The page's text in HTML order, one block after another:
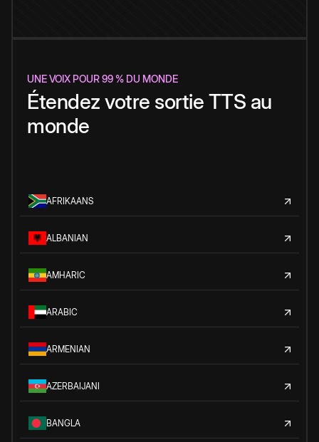
UNE VOIX POUR 99 % DU MONDE
Étendez votre sortie TTS au
monde
AFRIKAANS
ALBANIAN
AMHARIC
ARABIC
ARMENIAN
AZERBAIJANI
BANGLA